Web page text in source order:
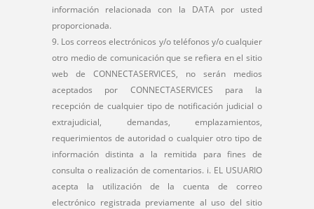
información relacionada con la DATA por usted
proporcionada.
Los correos electrónicos y/o teléfonos y/o cualquier
otro medio de comunicación que se refiera en el sitio
web de CONNECTASERVICES, no serán medios
aceptados por CONNECTASERVICES para la
recepción de cualquier tipo de notificación judicial o
extrajudicial, demandas, emplazamientos,
requerimientos de autoridad o cualquier otro tipo de
información distinta a la remitida para fines de
consulta o realización de comentarios. i. EL USUARIO
acepta la utilización de la cuenta de correo
electrónico registrada previamente al uso del sitio